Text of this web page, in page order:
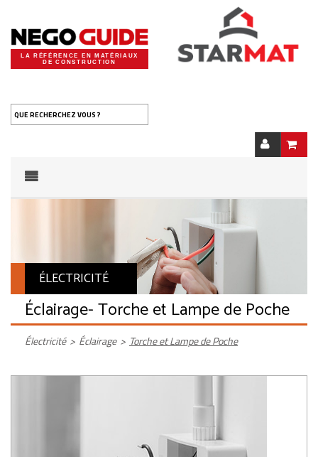
LA RÉFÉRENCE EN MATÉRIAUX
DE CONSTRUCTION
QUE RECHERCHEZ VOUS ?
ÉLECTRICITÉ
Éclairage- Torche et Lampe de Poche
Électricité > Éclairage > Torche et Lampe de Poche